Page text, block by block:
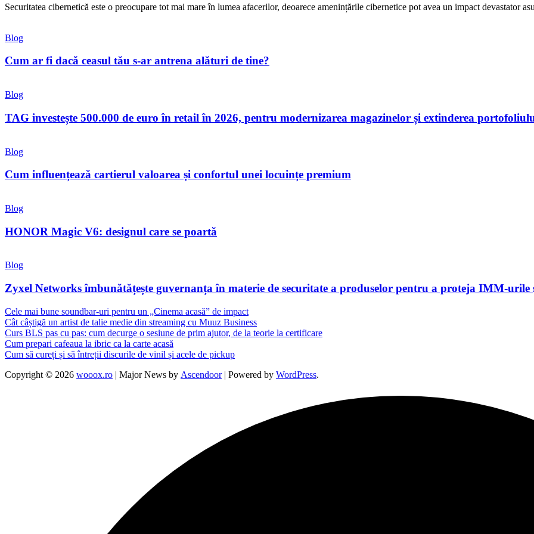
Securitatea cibernetică este o preocupare tot mai mare în lumea afacerilor, deoarece amenințările cibernetice pot avea un impact devastator
Blog
Cum ar fi dacă ceasul tău s-ar antrena alături de tine?
Blog
TAG investește 500.000 de euro în retail în 2026, pentru modernizarea magazinelor și extinderea
Blog
Cum influențează cartierul valoarea și confortul unei locuințe premium
Blog
HONOR Magic V6: designul care se poartă
Blog
Zyxel Networks îmbunătățește guvernanța în materie de securitate a produselor pentru a proteja IMM-
Cele mai bune soundbar-uri pentru un „Cinema acasă” de impact
Cât câștigă un artist de talie medie din streaming cu Muuz Business
Curs BLS pas cu pas: cum decurge o sesiune de prim ajutor, de la teorie la certificare
Cum prepari cafeaua la ibric ca la carte acasă
Cum să cureți și să întreții discurile de vinil și acele de pickup
Copyright © 2026 wooox.ro | Major News by Ascendoor| Powered by WordPress.